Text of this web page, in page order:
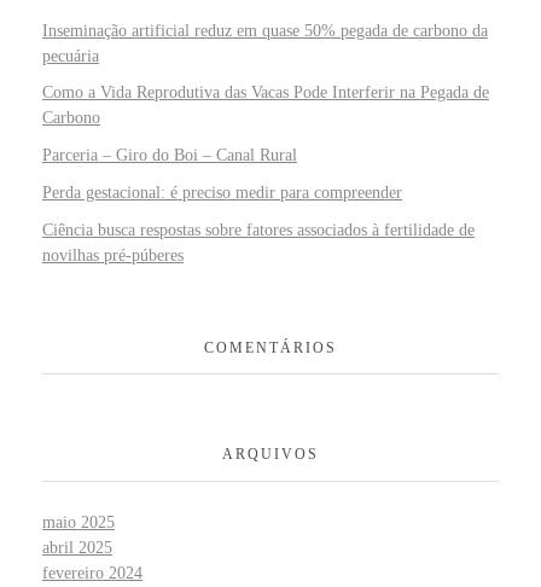
Inseminação artificial reduz em quase 50% pegada de carbono da
pecuária
Como a Vida Reprodutiva das Vacas Pode Interferir na Pegada de
Carbono
Parceria – Giro do Boi – Canal Rural
Perda gestacional: é preciso medir para compreender
Ciência busca respostas sobre fatores associados à fertilidade de
novilhas pré-púberes
COMENTÁRIOS
ARQUIVOS
maio 2025
abril 2025
fevereiro 2024